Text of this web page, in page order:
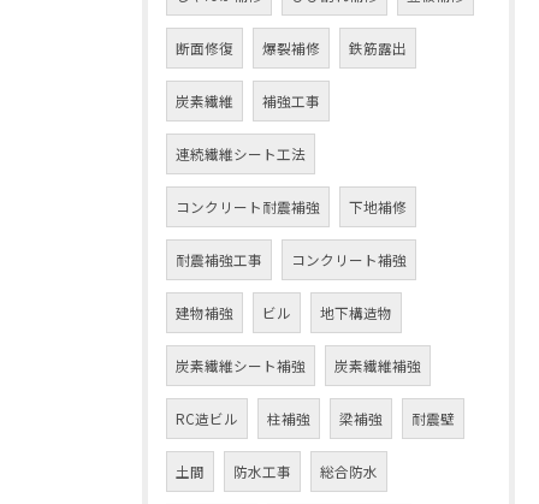
断面修復 爆裂補修 鉄筋露出
炭素繊維 補強工事
連続繊維シート工法
コンクリート耐震補強 下地補修
耐震補強工事 コンクリート補強
建物補強 ビル 地下構造物
炭素繊維シート補強 炭素繊維補強
RC造ビル 柱補強 梁補強 耐震壁
土間 防水工事 総合防水